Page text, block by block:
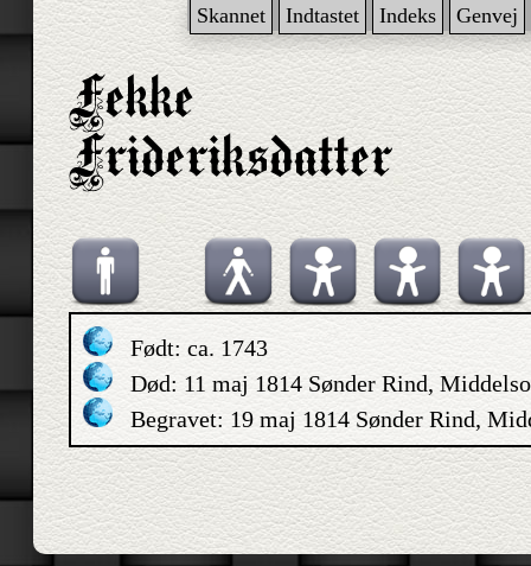
Skannet Indtastet Indeks Genvej
Født: ca. 1743
Død: 11 maj 1814 Sønder Rind,
Begravet: 19 maj 1814 Sønder Rind,